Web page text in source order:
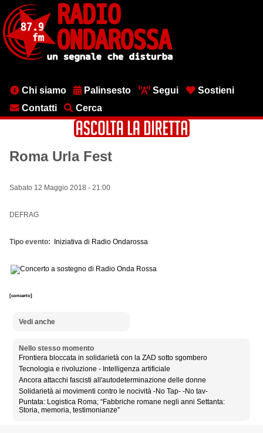
contenuto
principale
MenuChi siamo Palinsesto Segui
Sostieni
Contatti
Cerca
Roma Urla Fest
Sabato 12 Maggio 2018 - 21:00
DEFRAG
Tipo evento Iniziativa di Radio Ondarossa
[concerto]
Vedi anche
Nello stesso momento
Frontiera bloccata in solidarietà con la ZAD sotto sgombero
Tecnologia e rivoluzione - Intelligenza artificiale
Ancora attacchi fascisti all'autodeterminazione delle donne
Solidarietà ai movimenti contro le nocività -No Tap- -No tav-
Puntata: Logistica Roma; “Fabbriche romane negli anni Settanta:
Storia, memoria, testimonianze”